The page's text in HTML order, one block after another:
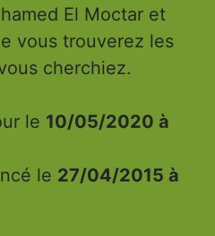
El Moctar et
vous trouverez les
cherchiez.
le 10/05/2020 à
le 27/04/2015 à